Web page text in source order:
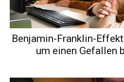
Benjamin-Franklin-
um einen Gefallen